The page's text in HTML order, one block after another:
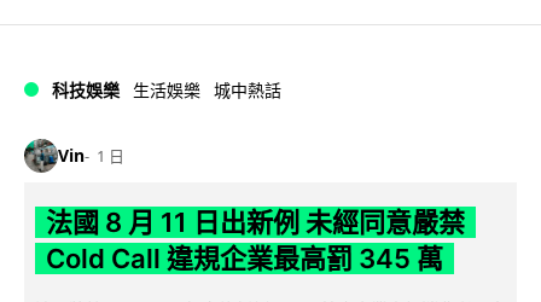
科技娛樂 生活娛樂 城中熱話
Vin 1 日
法國 8 月 11 日出新例 未經同意嚴禁
Cold Call 違規企業最高罰 345 萬